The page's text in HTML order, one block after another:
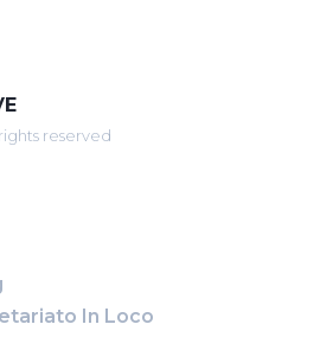
reserved
In Loco